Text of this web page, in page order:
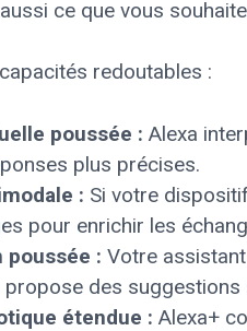
ce que vous
redoutables :
poussée : Alexa
plus précises.
: Si votre
pour enrichir les
poussée : Votre
des suggestions
étendue : Alexa+